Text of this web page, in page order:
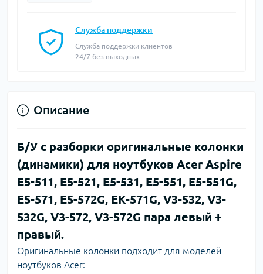
Служба поддержки
Служба поддержки клиентов
24/7 без выходных
Описание
Б/У с разборки оригинальные колонки
(динамики) для ноутбуков Acer Aspire
E5-511, E5-521, E5-531, E5-551, E5-551G,
E5-571, E5-572G, EK-571G, V3-532, V3-
532G, V3-572, V3-572G пара левый +
правый.
Оригинальные колонки подходит для моделей
ноутбуков Acer: